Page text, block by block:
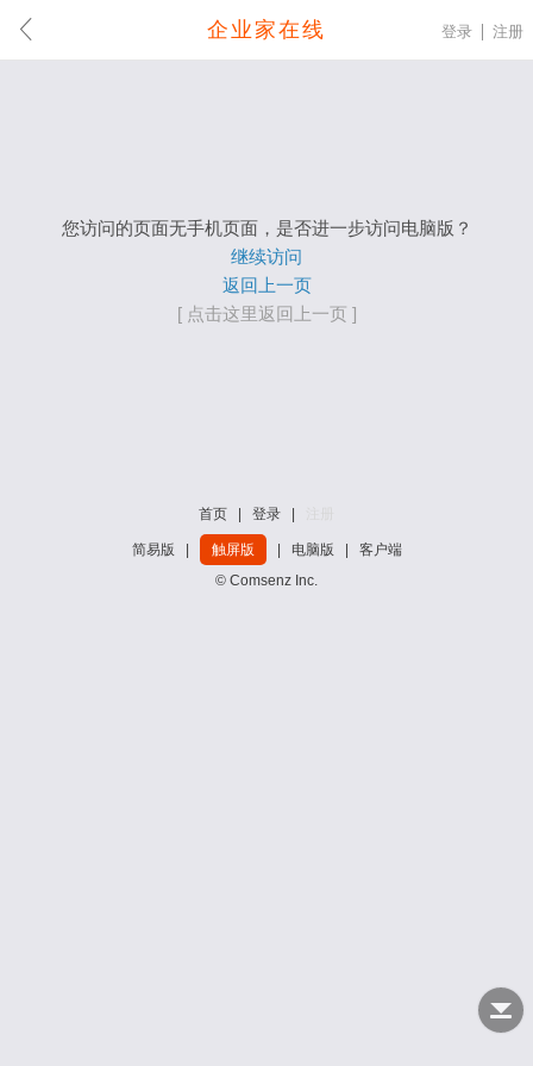
企业家在线 登录 注册
您访问的页面无手机页面，是否进一步访问电脑版？
继续访问
返回上一页
[ 点击这里返回上一页 ]
首页 登录
简易版 触屏版 电脑版
客户端
© Comsenz Inc.